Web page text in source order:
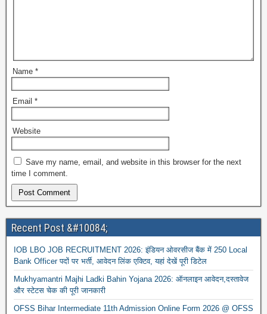
Name *
Email *
Website
Save my name, email, and website in this browser for the next
time I comment.
Recent Post &#10084;
IOB LBO JOB RECRUITMENT 2026: इंडियन ओवरसीज बैंक में 250 Local
Bank Officer पदों पर भर्ती, आवेदन लिंक एक्टिव, यहां देखें पूरी डिटेल
Mukhyamantri Majhi Ladki Bahin Yojana 2026: ऑनलाइन आवेदन,दस्तावेज
और स्टेटस चेक की पूरी जानकारी
OFSS Bihar Intermediate 11th Admission Online Form 2026 @ OFSS